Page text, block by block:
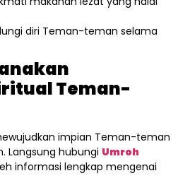
diri Teman-teman selama
Teman-
impian Teman-teman
Langsung hubungi Umroh
informasi lengkap mengenai